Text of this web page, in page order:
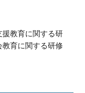
教育に関する研
育に関する研修